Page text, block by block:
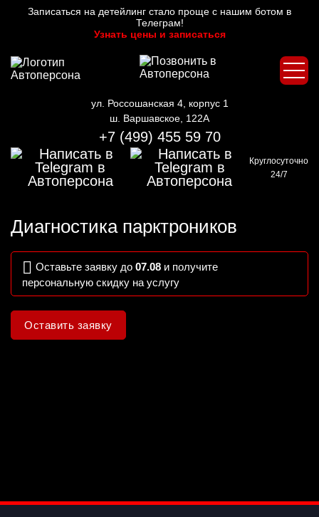
Записаться на детейлинг стало проще с нашим ботом в
Телеграм!
Узнать цены и записаться
ул. Россошанская 4, корпус 1
ш. Варшавское, 122А
+7 (499) 455 59 70
Круглосуточно
24/7
Диагностика парктроников
Оставьте заявку до 07.08 и получите
персональную скидку на услугу
Оставить заявку